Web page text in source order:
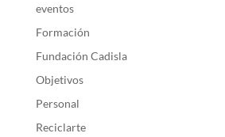
eventos
Formación
Fundación Cadisla
Objetivos
Personal
Reciclarte